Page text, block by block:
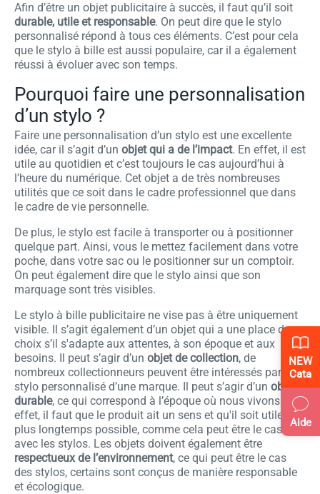
Afin d’être un objet publicitaire à succès, il faut qu’il soit
durable, utile et responsable. On peut dire que le stylo
personnalisé répond à tous ces éléments. C’est pour cela
que le stylo à bille est aussi populaire, car il a également
réussi à évoluer avec son temps.
Pourquoi faire une personnalisation
d’un stylo ?
Faire une personnalisation d’un stylo est une excellente
idée, car il s’agit d’un objet qui a de l’impact. En effet, il est
utile au quotidien et c’est toujours le cas aujourd’hui à
l’heure du numérique. Cet objet a de très nombreuses
utilités que ce soit dans le cadre professionnel que dans
le cadre de vie personnelle.
De plus, le stylo est facile à transporter ou à positionner
quelque part. Ainsi, vous le mettez facilement dans votre
poche, dans votre sac ou le positionner sur un comptoir.
On peut également dire que le stylo ainsi que son
marquage sont très visibles.
Le stylo à bille publicitaire ne vise pas à être uniquement
visible. Il s’agit également d’un objet qui a une place de
choix s’il s'adapte aux attentes, à son époque et aux
besoins. Il peut s’agir d’un objet de collection, de
nombreux collectionneurs peuvent être intéressés par un
stylo personnalisé d’une marque. Il peut s’agir d’un objet
durable, ce qui correspond à l’époque où nous vivons. En
effet, il faut que le produit ait un sens et qu'il soit utile le
plus longtemps possible, comme cela peut être le cas
avec les stylos. Les objets doivent également être
respectueux de l’environnement, ce qui peut être le cas
des stylos, certains sont conçus de manière responsable
et écologique.
NEW
Cata
Aide